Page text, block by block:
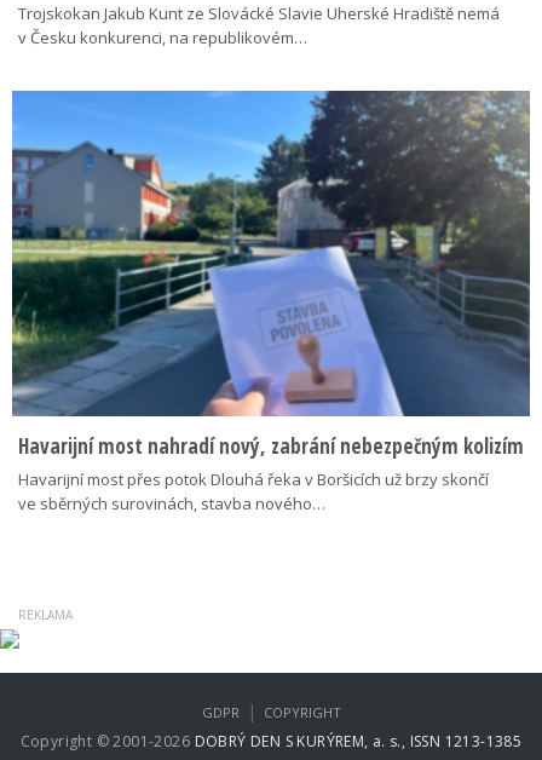
Trojskokan Jakub Kunt ze Slovácké Slavie Uherské Hradiště nemá
v Česku konkurenci, na republikovém…
Havarijní most nahradí nový, zabrání nebezpečným kolizím
Havarijní most přes potok Dlouhá řeka v Boršicích už brzy skončí
ve sběrných surovinách, stavba nového…
Copyright © 2001-2026 DOBRÝ DEN S KURÝREM, a. s., ISSN 1213-1385
GDPR | COPYRIGHT